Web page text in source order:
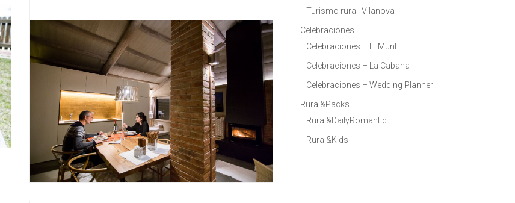
Turismo rural_Vilanova
Celebraciones
Celebraciones – El Munt
Celebraciones – La Cabana
Celebraciones – Wedding Planner
Rural&Packs
Rural&DailyRomantic
Rural&Kids